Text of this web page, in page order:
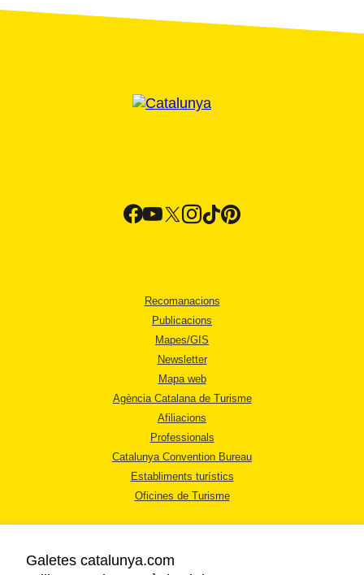
Recomanacions
Publicacions
Mapes/GIS
Newsletter
Mapa web
Agència Catalana de Turisme
Afiliacions
Professionals
Catalunya Convention Bureau
Establiments turístics
Oficines de Turisme
Galetes catalunya.com